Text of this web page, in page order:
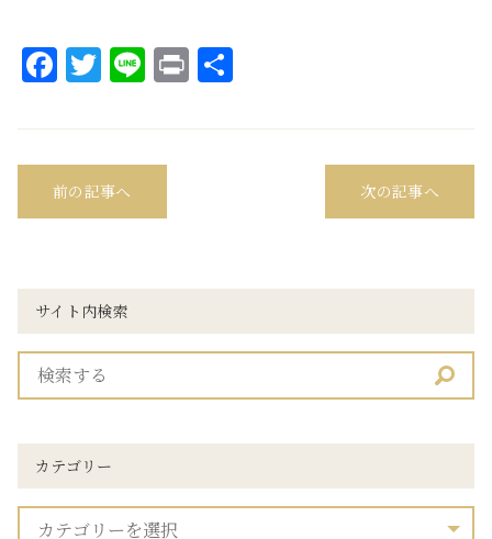
Facebook
Twitter
LinePrint
前の記事へ 次の記事へ
サイト内検索
カテゴリー